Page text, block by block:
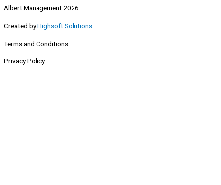
Albert Management 2026
Created byHighsoft Solutions
Terms and Conditions
Privacy Policy